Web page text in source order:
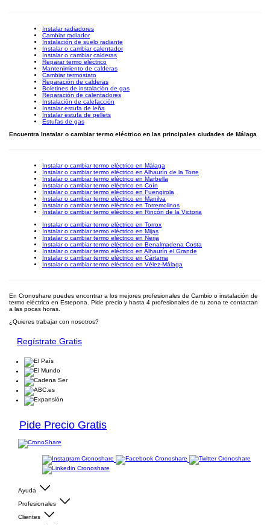
Instalar radiadores
Cambiar radiador
Instalación de suelo radiante
Instalar o cambiar calentador
Instalar o cambiar calderas
Reparar termo eléctrico
Mantenimiento de calderas
Cambiar termostato
Reparación de calderas
Boletines de instalación de gas
Reparación de calentadores
Instalación de calefacción
Instalar estufa de leña
Instalar estufa de pellets
Estufas de gas
Encuentra Instalar o cambiar termo eléctrico en las principales ciudades de Málaga
Instalar o cambiar termo eléctrico en Málaga
Instalar o cambiar termo eléctrico en Alhaurín de la Torre
Instalar o cambiar termo eléctrico en Marbella
Instalar o cambiar termo eléctrico en Coín
Instalar o cambiar termo eléctrico en Fuengirola
Instalar o cambiar termo eléctrico en Manilva
Instalar o cambiar termo eléctrico en Torremolinos
Instalar o cambiar termo eléctrico en Rincón de la Victoria
Instalar o cambiar termo eléctrico en Torrox
Instalar o cambiar termo eléctrico en Mijas
Instalar o cambiar termo eléctrico en Nerja
Instalar o cambiar termo eléctrico en Benalmadena Costa
Instalar o cambiar termo eléctrico en Alhaurín el Grande
Instalar o cambiar termo eléctrico en Cártama
Instalar o cambiar termo eléctrico en Vélez-Málaga
En Cronoshare puedes encontrar a los mejores profesionales de Cambio o instalación de
termo eléctrico en Estepona. Pide precio y hasta 4 profesionales de tu zona te contactan
a las pocas horas.
¿Quieres trabajar con nosotros?
Regístrate Gratis
Pide Precio Gratis
Ayuda
Profesionales
Clientes